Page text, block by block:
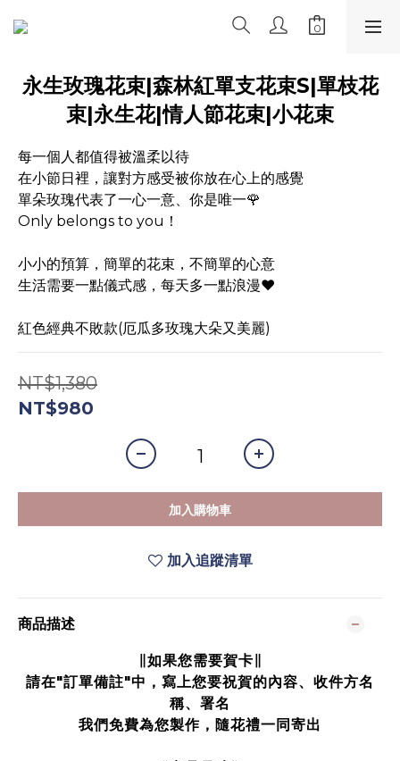
永生玫瑰花束|森林紅單支花束S|單枝花
束|永生花|情人節花束|小花束
每一個人都值得被溫柔以待
在小節日裡，讓對方感受被你放在心上的感覺
單朵玫瑰代表了一心一意、你是唯一🌹
Only belongs to you！
小小的預算，簡單的花束，不簡單的心意
生活需要一點儀式感，每天多一點浪漫❤️
紅色經典不敗款(厄瓜多玫瑰大朵又美麗)
NT$1,380
NT$980
加入購物車
加入追蹤清單
商品描述
∥如果您需要賀卡∥
請在"訂單備註"中，寫上您要祝賀的內容、收件方名
稱、署名
我們免費為您製作，隨花禮一同寄出